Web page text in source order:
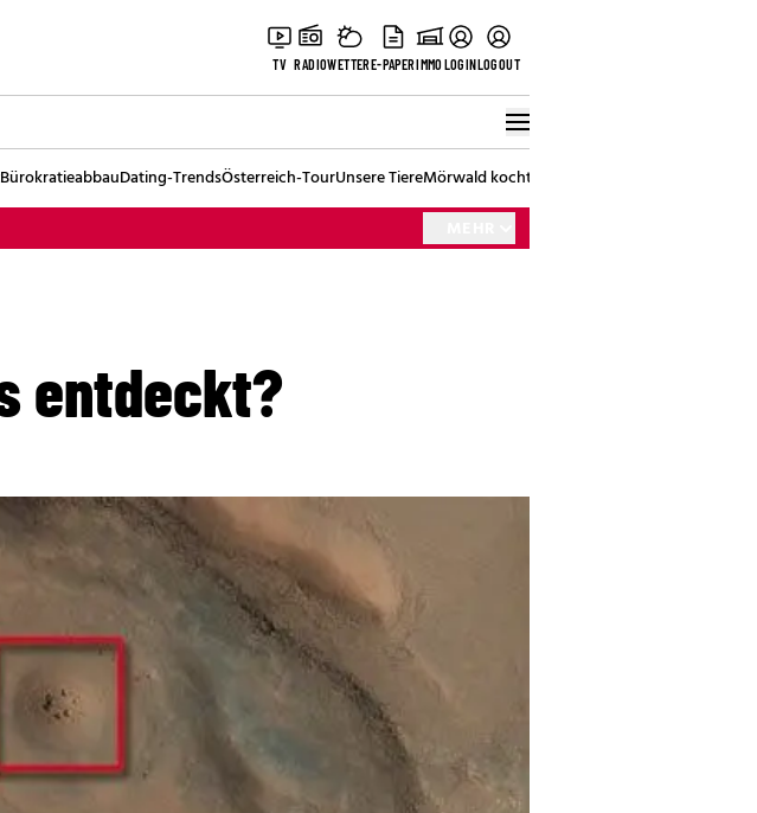
TV RADIOWETTERE-PAPERIMMOLOGINLOGOUT
BürokratieabbauDating-TrendsÖsterreich-TourUnsere TiereMörwald kocht
entdeckt?